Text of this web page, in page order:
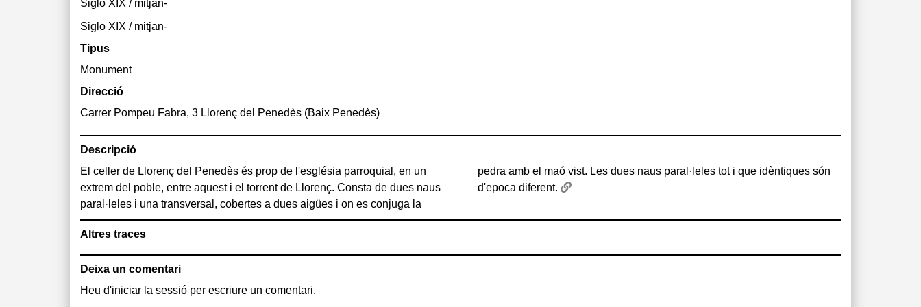
Siglo XIX / mitjan-
Siglo XIX / mitjan-
Tipus
Monument
Direcció
Carrer Pompeu Fabra, 3 Llorenç del Penedès (Baix Penedès)
Descripció
El celler de Llorenç del Penedès és prop de l'església parroquial, en un
extrem del poble, entre aquest i el torrent de Llorenç. Consta de dues naus
paral·leles i una transversal, cobertes a dues aigües i on es conjuga la
pedra amb el maó vist. Les dues naus paral·leles tot i que idèntiques són
d'epoca diferent.
Altres traces
Deixa un comentari
Heu d'iniciar la sessió per escriure un comentari.